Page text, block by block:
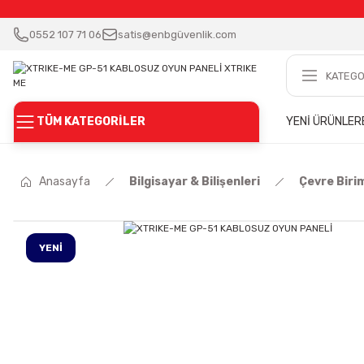
0552 107 71 06 satis@enbgüvenlik.com
TÜM KATEGORİLER YENİ ÜRÜNLER
Anasayfa Bilgisayar & Bilişenleri Çevre
YENİ